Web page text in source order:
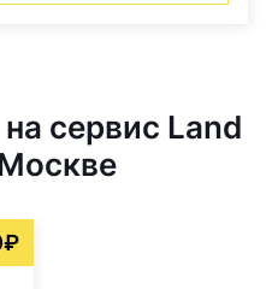
сервис Land